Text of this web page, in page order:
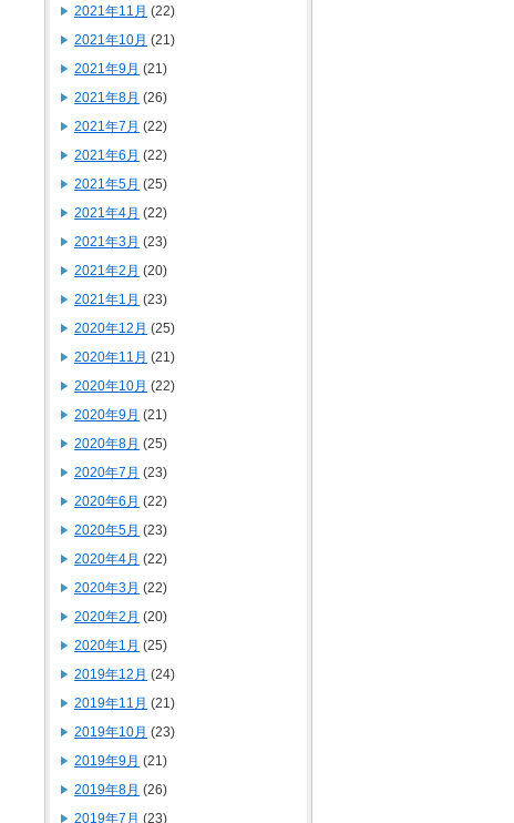
2021年11月 (22)
2021年10月 (21)
2021年9月 (21)
2021年8月 (26)
2021年7月 (22)
2021年6月 (22)
2021年5月 (25)
2021年4月 (22)
2021年3月 (23)
2021年2月 (20)
2021年1月 (23)
2020年12月 (25)
2020年11月 (21)
2020年10月 (22)
2020年9月 (21)
2020年8月 (25)
2020年7月 (23)
2020年6月 (22)
2020年5月 (23)
2020年4月 (22)
2020年3月 (22)
2020年2月 (20)
2020年1月 (25)
2019年12月 (24)
2019年11月 (21)
2019年10月 (23)
2019年9月 (21)
2019年8月 (26)
2019年7月 (23)